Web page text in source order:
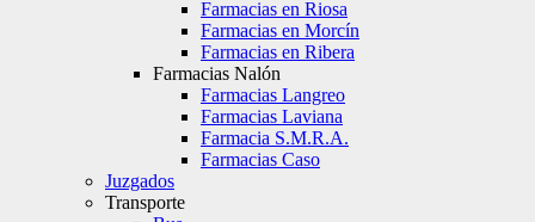
Farmacias en Riosa
Farmacias en Morcín
Farmacias en Ribera
Farmacias Nalón
Farmacias Langreo
Farmacias Laviana
Farmacia S.M.R.A.
Farmacias Caso
Juzgados
Transporte